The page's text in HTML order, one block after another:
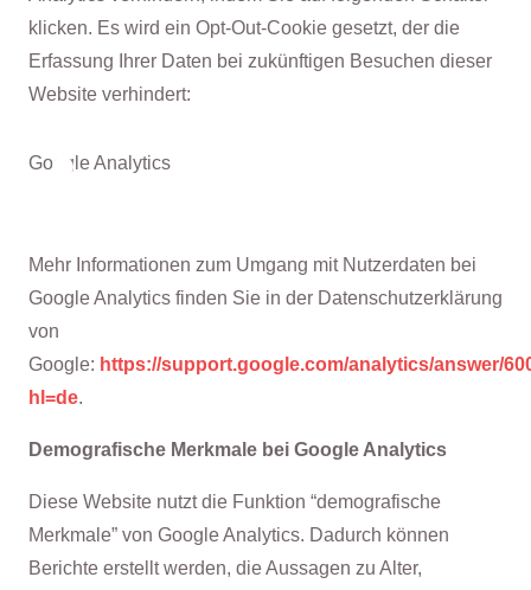
klicken. Es wird ein Opt-Out-Cookie gesetzt, der die
Erfassung Ihrer Daten bei zukünftigen Besuchen dieser
Website verhindert:
Google Analytics
Mehr Informationen zum Umgang mit Nutzerdaten bei
Google Analytics finden Sie in der Datenschutzerklärung
von
Google: https://support.google.com/analytics/answer/
hl=de.
Demografische Merkmale bei Google Analytics
Diese Website nutzt die Funktion “demografische
Merkmale” von Google Analytics. Dadurch können
Berichte erstellt werden, die Aussagen zu Alter,